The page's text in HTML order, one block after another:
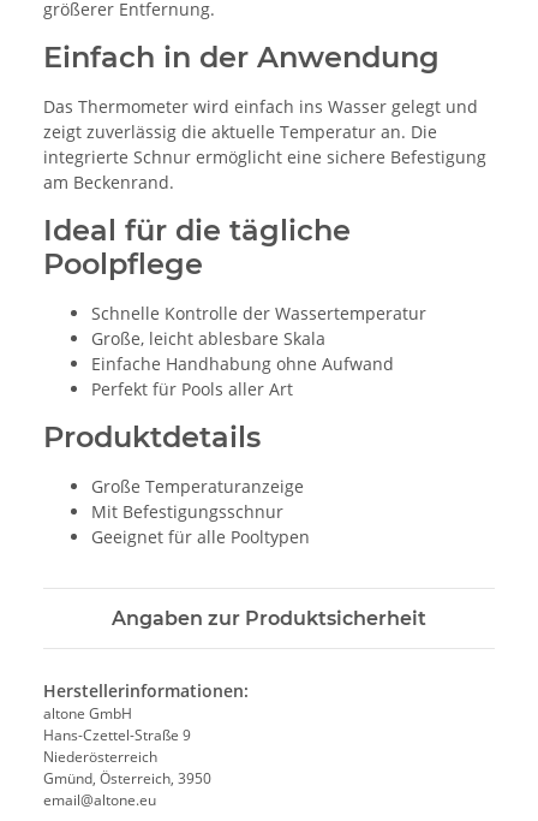
größerer Entfernung.
Einfach in der Anwendung
Das Thermometer wird einfach ins Wasser gelegt und
zeigt zuverlässig die aktuelle Temperatur an. Die
integrierte Schnur ermöglicht eine sichere Befestigung
am Beckenrand.
Ideal für die tägliche
Poolpflege
Schnelle Kontrolle der Wassertemperatur
Große, leicht ablesbare Skala
Einfache Handhabung ohne Aufwand
Perfekt für Pools aller Art
Produktdetails
Große Temperaturanzeige
Mit Befestigungsschnur
Geeignet für alle Pooltypen
Angaben zur Produktsicherheit
Herstellerinformationen:
altone GmbH
Hans-Czettel-Straße 9
Niederösterreich
Gmünd, Österreich, 3950
email@altone.eu